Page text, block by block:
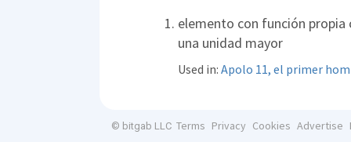
elemento con función
una unidad mayor
Used in: Apolo 11, el primer
© bitgab LLC Terms Privacy Cookies Advertise